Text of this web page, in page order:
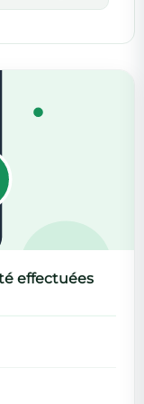
effectuées